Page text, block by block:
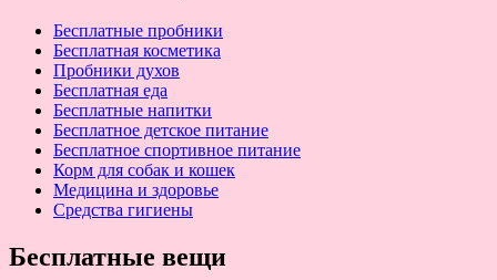
Бесплатные пробники
Бесплатная косметика
Пробники духов
Бесплатная еда
Бесплатные напитки
Бесплатное детское питание
Бесплатное спортивное питание
Корм для собак и кошек
Медицина и здоровье
Средства гигиены
Бесплатные вещи